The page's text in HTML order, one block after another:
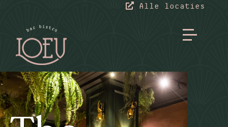
Alle locaties